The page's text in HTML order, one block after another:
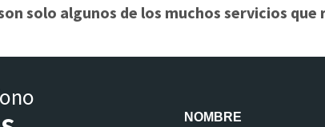
solo algunos de los muchos servicios que